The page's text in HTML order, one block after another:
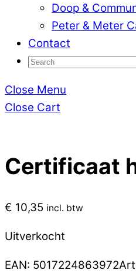
Doop &
Peter & Meter
Contact
Close Menu
Close Cart
Certificaat
€ 10,35 incl. btw
Uitverkocht
EAN: 5017224863972